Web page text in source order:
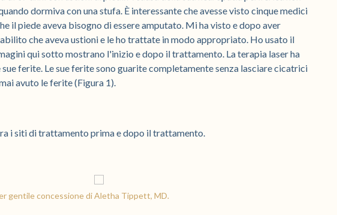
dormiva con una stufa. È interessante che avesse visto cinque medici
il piede aveva bisogno di essere amputato. Mi ha visto e dopo aver
che aveva ustioni e le ho trattate in modo appropriato. Ho usato il
qui sotto mostrano l'inizio e dopo il trattamento. La terapia laser ha
ferite. Le sue ferite sono guarite completamente senza lasciare cicatrici
avuto le ferite (Figura 1).
i siti di trattamento prima e dopo il trattamento.
gentile concessione di Aletha Tippett, MD.